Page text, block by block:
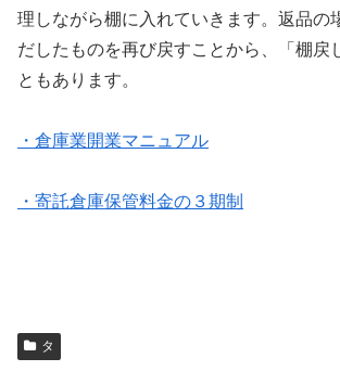
理しながら棚に入れていきます。返品の
だしたものを再び戻すことから、「棚戻
ともあります。
・倉庫業開業マニュアル
・寄託倉庫保管料金の３期制
タ